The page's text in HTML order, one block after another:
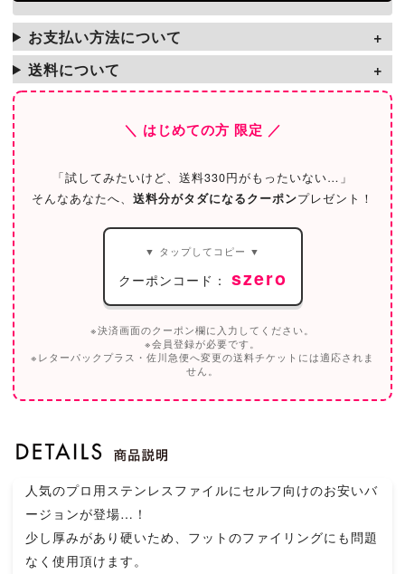
お支払い方法について
送料について
＼ はじめての方 限定 ／
「試してみたいけど、送料330円がもったいない…」
そんなあなたへ、 送料分がタダになるクーポンプレゼント！
▼ タップしてコピー ▼
クーポンコード： szero
※決済画面のクーポン欄に入力してください。
※会員登録が必要です。
※レターパックプラス・佐川急便へ変更の送料チケットには適応されま
せん。
人気のプロ用ステンレスファイルにセルフ向けのお安いバ
ージョンが登場…！
少し厚みがあり硬いため、フットのファイリングにも問題
なく使用頂けます。